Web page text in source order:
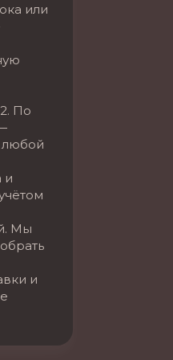
или
По
любой
и
Мы
и